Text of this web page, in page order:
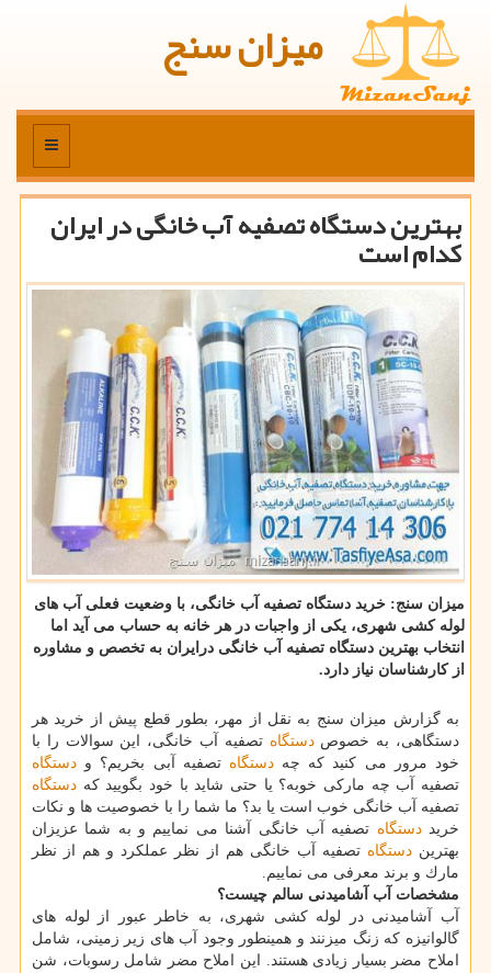
میزان سنج
منو
بهترین دستگاه تصفیه آب خانگی در ایران
كدام است
میزان سنج: خرید دستگاه تصفیه آب خانگی، با وضعیت فعلی آب های
لوله كشی شهری، یكی از واجبات در هر خانه به حساب می آید اما
انتخاب بهترین دستگاه تصفیه آب خانگی درایران به تخصص و مشاوره
از كارشناسان نیاز دارد.
به گزارش میزان سنج به نقل از مهر، بطور قطع پیش از خرید هر
دستگاهی، به خصوصدستگاه تصفیه آب خانگی، این سوالات را با
خود مرور می كنید كه چهدستگاه تصفیه آبی بخریم؟ و دستگاه
تصفیه آب چه ماركی خوبه؟ یا حتی شاید با خود بگویید كه دستگاه
تصفیه آب خانگی خوب است یا بد؟ ما شما را با خصوصیت ها و نكات
خریددستگاه تصفیه آب خانگی آشنا می نماییم و به شما عزیزان
بهتریندستگاه تصفیه آب خانگی هم از نظر عملكرد و هم از نظر
مارك و برند معرفی می نماییم.
مشخصات آب آشامیدنی سالم چیست؟
آب آشامیدنی در لوله كشی شهری، به خاطر عبور از لوله های
گالوانیزه كه زنگ میزنند و همینطور وجود آب های زیر زمینی، شامل
املاح مضر بسیار زیادی هستند. این املاح مضر شامل رسوبات، شن